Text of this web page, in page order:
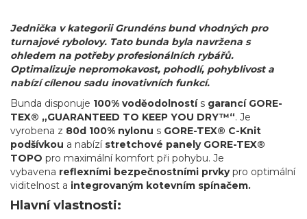
Jednička v kategorii Grundéns bund vhodných pro
turnajové rybolovy. Tato bunda byla navržena s
ohledem na potřeby profesionálních rybářů.
Optimalizuje nepromokavost, pohodlí, pohyblivost a
nabízí cílenou sadu inovativních funkcí.
Bunda disponuje 100% voděodolností s garancí GORE-
TEX® „GUARANTEED TO KEEP YOU DRY™“. Je
vyrobena z 80d 100% nylonu s GORE-TEX® C-Knit
podšívkou a nabízí stretchové panely GORE-TEX®
TOPO pro maximální komfort při pohybu. Je
vybavena reflexními bezpečnostními prvkypro optimální
viditelnost a integrovaným kotevním spínačem.
Hlavní vlastnosti: